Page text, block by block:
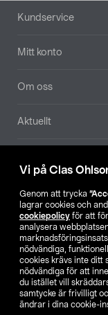
Vi på Clas
Genom att trycka
lagrar cookies och
cookiepolicy för att
analysera
nödvändiga,
cookies krävs inte ditt
nödvändiga för att
du istället vill
samtycke är frivilligt
ändrar i dina cookie-
Sidfot
Kundservice
Mitt konto
Om oss
Aktuellt